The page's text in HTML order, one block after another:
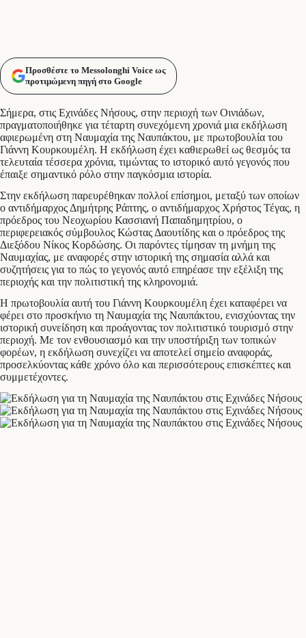
Προσθέστε το Messolonghi Voice ως
προτιμώμενη πηγή στο Google
Σήμερα, στις Εχινάδες Νήσους, στην περιοχή των Οινιάδων,
πραγματοποιήθηκε για τέταρτη συνεχόμενη χρονιά μια εκδήλωση
αφιερωμένη στη Ναυμαχία της Ναυπάκτου, με πρωτοβουλία του
Γιάννη Κουρκουμέλη. Η εκδήλωση έχει καθιερωθεί ως θεσμός τα
τελευταία τέσσερα χρόνια, τιμώντας το ιστορικό αυτό γεγονός που
έπαιξε σημαντικό ρόλο στην παγκόσμια ιστορία.
Στην εκδήλωση παρευρέθηκαν πολλοί επίσημοι, μεταξύ των οποίων
ο αντιδήμαρχος Δημήτρης Ράπτης, ο αντιδήμαρχος Χρήστος Τέγας, η
πρόεδρος του Νεοχωρίου Κασσιανή Παπαδημητρίου, ο
περιφερειακός σύμβουλος Κώστας Δαουτίδης και ο πρόεδρος της
Διεξόδου Νίκος Κορδώσης. Οι παρόντες τίμησαν τη μνήμη της
Ναυμαχίας, με αναφορές στην ιστορική της σημασία αλλά και
συζητήσεις για το πώς το γεγονός αυτό επηρέασε την εξέλιξη της
περιοχής και την πολιτιστική της κληρονομιά.
Η πρωτοβουλία αυτή του Γιάννη Κουρκουμέλη έχει καταφέρει να
φέρει στο προσκήνιο τη Ναυμαχία της Ναυπάκτου, ενισχύοντας την
ιστορική συνείδηση και προάγοντας τον πολιτιστικό τουρισμό στην
περιοχή. Με τον ενθουσιασμό και την υποστήριξη των τοπικών
φορέων, η εκδήλωση συνεχίζει να αποτελεί σημείο αναφοράς,
προσελκύοντας κάθε χρόνο όλο και περισσότερους επισκέπτες και
συμμετέχοντες.